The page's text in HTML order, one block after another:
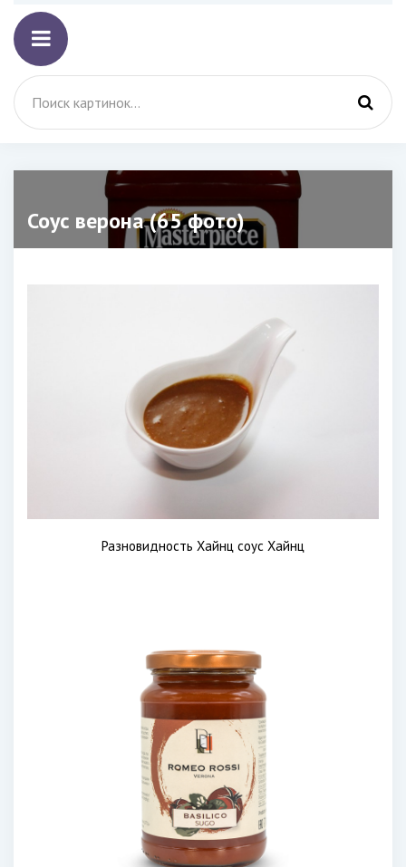
Соус верона (65 фото)
Разновидность Хайнц соус Хайнц